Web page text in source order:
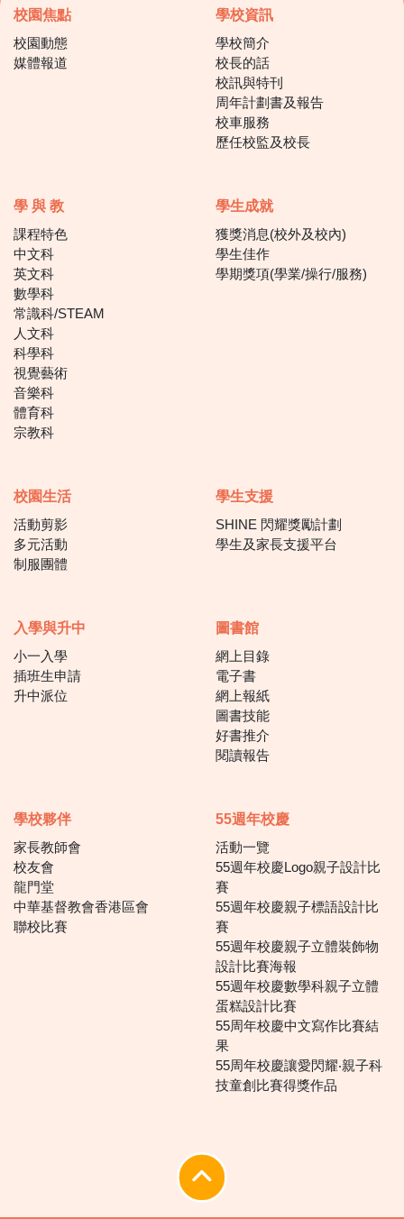
校園焦點
校園動態
媒體報道
學校資訊
學校簡介
校長的話
校訊與特刊
周年計劃書及報告
校車服務
歷任校監及校長
學 與 教
課程特色
中文科
英文科
數學科
常識科/STEAM
人文科
科學科
視覺藝術
音樂科
體育科
宗教科
學生成就
獲獎消息(校外及校內)
學生佳作
學期獎項(學業/操行/服務)
校園生活
活動剪影
多元活動
制服團體
學生支援
SHINE 閃耀獎勵計劃
學生及家長支援平台
入學與升中
小一入學
插班生申請
升中派位
圖書館
網上目錄
電子書
網上報紙
圖書技能
好書推介
閱讀報告
學校夥伴
家長教師會
校友會
龍門堂
中華基督教會香港區會
聯校比賽
55週年校慶
活動一覽
55週年校慶Logo親子設計比
賽
55週年校慶親子標語設計比
賽
55週年校慶親子立體裝飾物
設計比賽海報
55週年校慶數學科親子立體
蛋糕設計比賽
55周年校慶中文寫作比賽結
果
55周年校慶讓愛閃耀‧親子科
技童創比賽得獎作品